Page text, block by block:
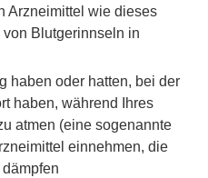
Arzneimittel wie dieses
Blutgerinnseln in
haben oder hatten, bei der
haben, während Ihres
atmen (eine sogenannte
einnehmen, die